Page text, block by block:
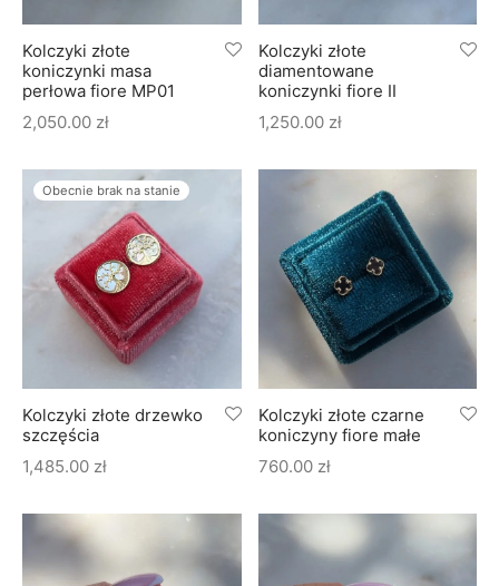
Kolczyki złote
koniczynki masa
perłowa fiore MP01
2,050.00 zł
Kolczyki złote
diamentowane
koniczynki fiore II
1,250.00 zł
Obecnie brak na stanie
Kolczyki złote drzewko
szczęścia
1,485.00 zł
Kolczyki złote czarne
koniczyny fiore małe
760.00 zł